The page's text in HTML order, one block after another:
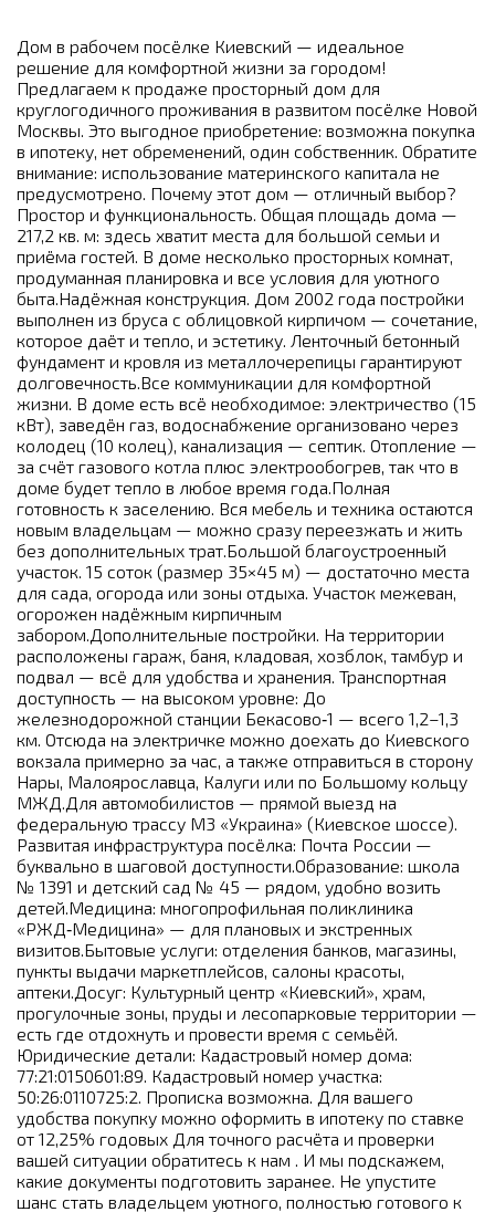
Дом в рабочем посёлке Киевский — идеальное
решение для комфортной жизни за городом!
Предлагаем к продаже просторный дом для
круглогодичного проживания в развитом посёлке Новой
Москвы. Это выгодное приобретение: возможна покупка
в ипотеку, нет обременений, один собственник. Обратите
внимание: использование материнского капитала не
предусмотрено. Почему этот дом — отличный выбор?
Простор и функциональность. Общая площадь дома —
217,2 кв. м: здесь хватит места для большой семьи и
приёма гостей. В доме несколько просторных комнат,
продуманная планировка и все условия для уютного
быта.Надёжная конструкция. Дом 2002 года постройки
выполнен из бруса с облицовкой кирпичом — сочетание,
которое даёт и тепло, и эстетику. Ленточный бетонный
фундамент и кровля из металлочерепицы гарантируют
долговечность.Все коммуникации для комфортной
жизни. В доме есть всё необходимое: электричество (15
кВт), заведён газ, водоснабжение организовано через
колодец (10 колец), канализация — септик. Отопление —
за счёт газового котла плюс электрообогрев, так что в
доме будет тепло в любое время года.Полная
готовность к заселению. Вся мебель и техника остаются
новым владельцам — можно сразу переезжать и жить
без дополнительных трат.Большой благоустроенный
участок. 15 соток (размер 35×45 м) — достаточно места
для сада, огорода или зоны отдыха. Участок межеван,
огорожен надёжным кирпичным
забором.Дополнительные постройки. На территории
расположены гараж, баня, кладовая, хозблок, тамбур и
подвал — всё для удобства и хранения. Транспортная
доступность — на высоком уровне: До
железнодорожной станции Бекасово‑1 — всего 1,2–1,3
км. Отсюда на электричке можно доехать до Киевского
вокзала примерно за час, а также отправиться в сторону
Нары, Малоярославца, Калуги или по Большому кольцу
МЖД.Для автомобилистов — прямой выезд на
федеральную трассу М3 «Украина» (Киевское шоссе).
Развитая инфраструктура посёлка: Почта России —
буквально в шаговой доступности.Образование: школа
№ 1391 и детский сад № 45 — рядом, удобно возить
детей.Медицина: многопрофильная поликлиника
«РЖД‑Медицина» — для плановых и экстренных
визитов.Бытовые услуги: отделения банков, магазины,
пункты выдачи маркетплейсов, салоны красоты,
аптеки.Досуг: Культурный центр «Киевский», храм,
прогулочные зоны, пруды и лесопарковые территории —
есть где отдохнуть и провести время с семьёй.
Юридические детали: Кадастровый номер дома:
77:21:0150601:89. Кадастровый номер участка:
50:26:0110725:2. Прописка возможна. Для вашего
удобства покупку можно оформить в ипотеку по ставке
от 12,25% годовых Для точного расчёта и проверки
вашей ситуации обратитесь к нам . И мы подскажем,
какие документы подготовить заранее. Не упустите
шанс стать владельцем уютного, полностью готового к